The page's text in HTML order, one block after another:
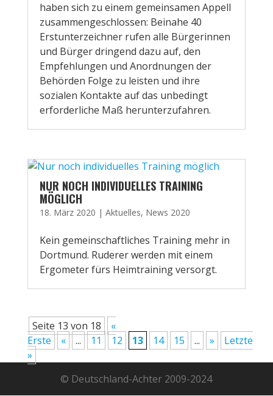
haben sich zu einem gemeinsamen Appell
zusammengeschlossen: Beinahe 40
Erstunterzeichner rufen alle Bürgerinnen
und Bürger dringend dazu auf, den
Empfehlungen und Anordnungen der
Behörden Folge zu leisten und ihre
sozialen Kontakte auf das unbedingt
erforderliche Maß herunterzufahren.
NUR NOCH INDIVIDUELLES TRAINING
MÖGLICH
18. März 2020 | Aktuelles, News 2020
Kein gemeinschaftliches Training mehr in
Dortmund. Ruderer werden mit einem
Ergometer fürs Heimtraining versorgt.
Seite 13 von 18
«
Erste
« ... 11 12 13 14 15 ... »
Letzte
»
© Deutschland-Achter 2009-2024